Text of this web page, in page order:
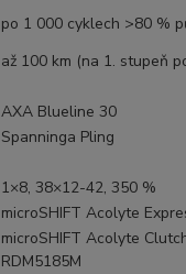
po 1 000 cyklech >80 %
až 100 km (na 1. stupeň
AXA Blueline 30
Spanninga Pling
1×8, 38×12-42, 350 %
microSHIFT Acolyte
microSHIFT Acolyte
RDM5185M